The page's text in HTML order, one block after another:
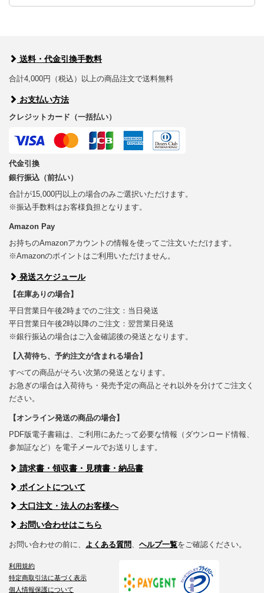
送料・代金引換手数料
合計4,000円（税込）以上の商品注文で送料無料
お支払い方法
クレジットカード（一括払い）
代金引換
銀行振込（前払い）
合計が15,000円以上の場合のみご選択いただけます。
※振込手数料はお客様負担となります。
Amazon Pay
お持ちのAmazonアカウントの情報を使ってご注文いただけます。
※Amazonのポイントはご利用いただけません。
発送スケジュール
【在庫ありの場合】
平日営業日午後2時までのご注文：当日発送
平日営業日午後2時以降のご注文：翌営業日発送
※銀行振込の場合はご入金確認後の発送となります。
【入荷待ち、予約注文が含まれる場合】
すべての商品がそろい次第の発送となります。
お急ぎの場合は入荷待ち・発売予定の商品とそれ以外を分けてご注文く
ださい。
【オンライン発送の商品の場合】
PDF版電子書籍は、ご利用にあたって必要な情報（ダウンロード情報、
参加証など）を電子メールでお送りします。
請求書・領収書・見積書・納品書
ポイントについて
大口注文・法人のお客様へ
お問い合わせはこちら
お問い合わせの前に、 よくある質問、 ヘルプ一覧をご確認ください。
利用規約
特定商取引法に基づく表示
個人情報保護について